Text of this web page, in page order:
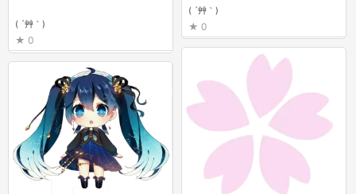
( ´艸｀)
0
( ´艸｀)
0